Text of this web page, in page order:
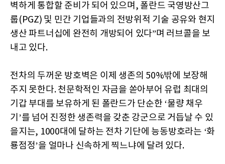
벽하게 통합할 준비가 되어 있으며, 폴란드 국영방산그
룹(PGZ) 및 민간 기업들과의 전방위적 기술 공유와 현지
생산 파트너십에 완전히 개방되어 있다”며 러브콜을 보
내고 있다.
전차의 두꺼운 방호벽은 이제 생존의 50%밖에 보장해
주지 못한다. 천문학적인 자금을 쏟아부어 유럽 최대의
기갑 부대를 보유하게 된 폴란드가 단순한 ‘물량 채우
기’를 넘어 진정한 생존력을 갖춘 강군으로 거듭날 수 있
을지는, 1000대에 달하는 전차 기단에 능동방호라는 ‘화
룡점정’을 얼마나 신속하게 찍느냐에 달려 있다.